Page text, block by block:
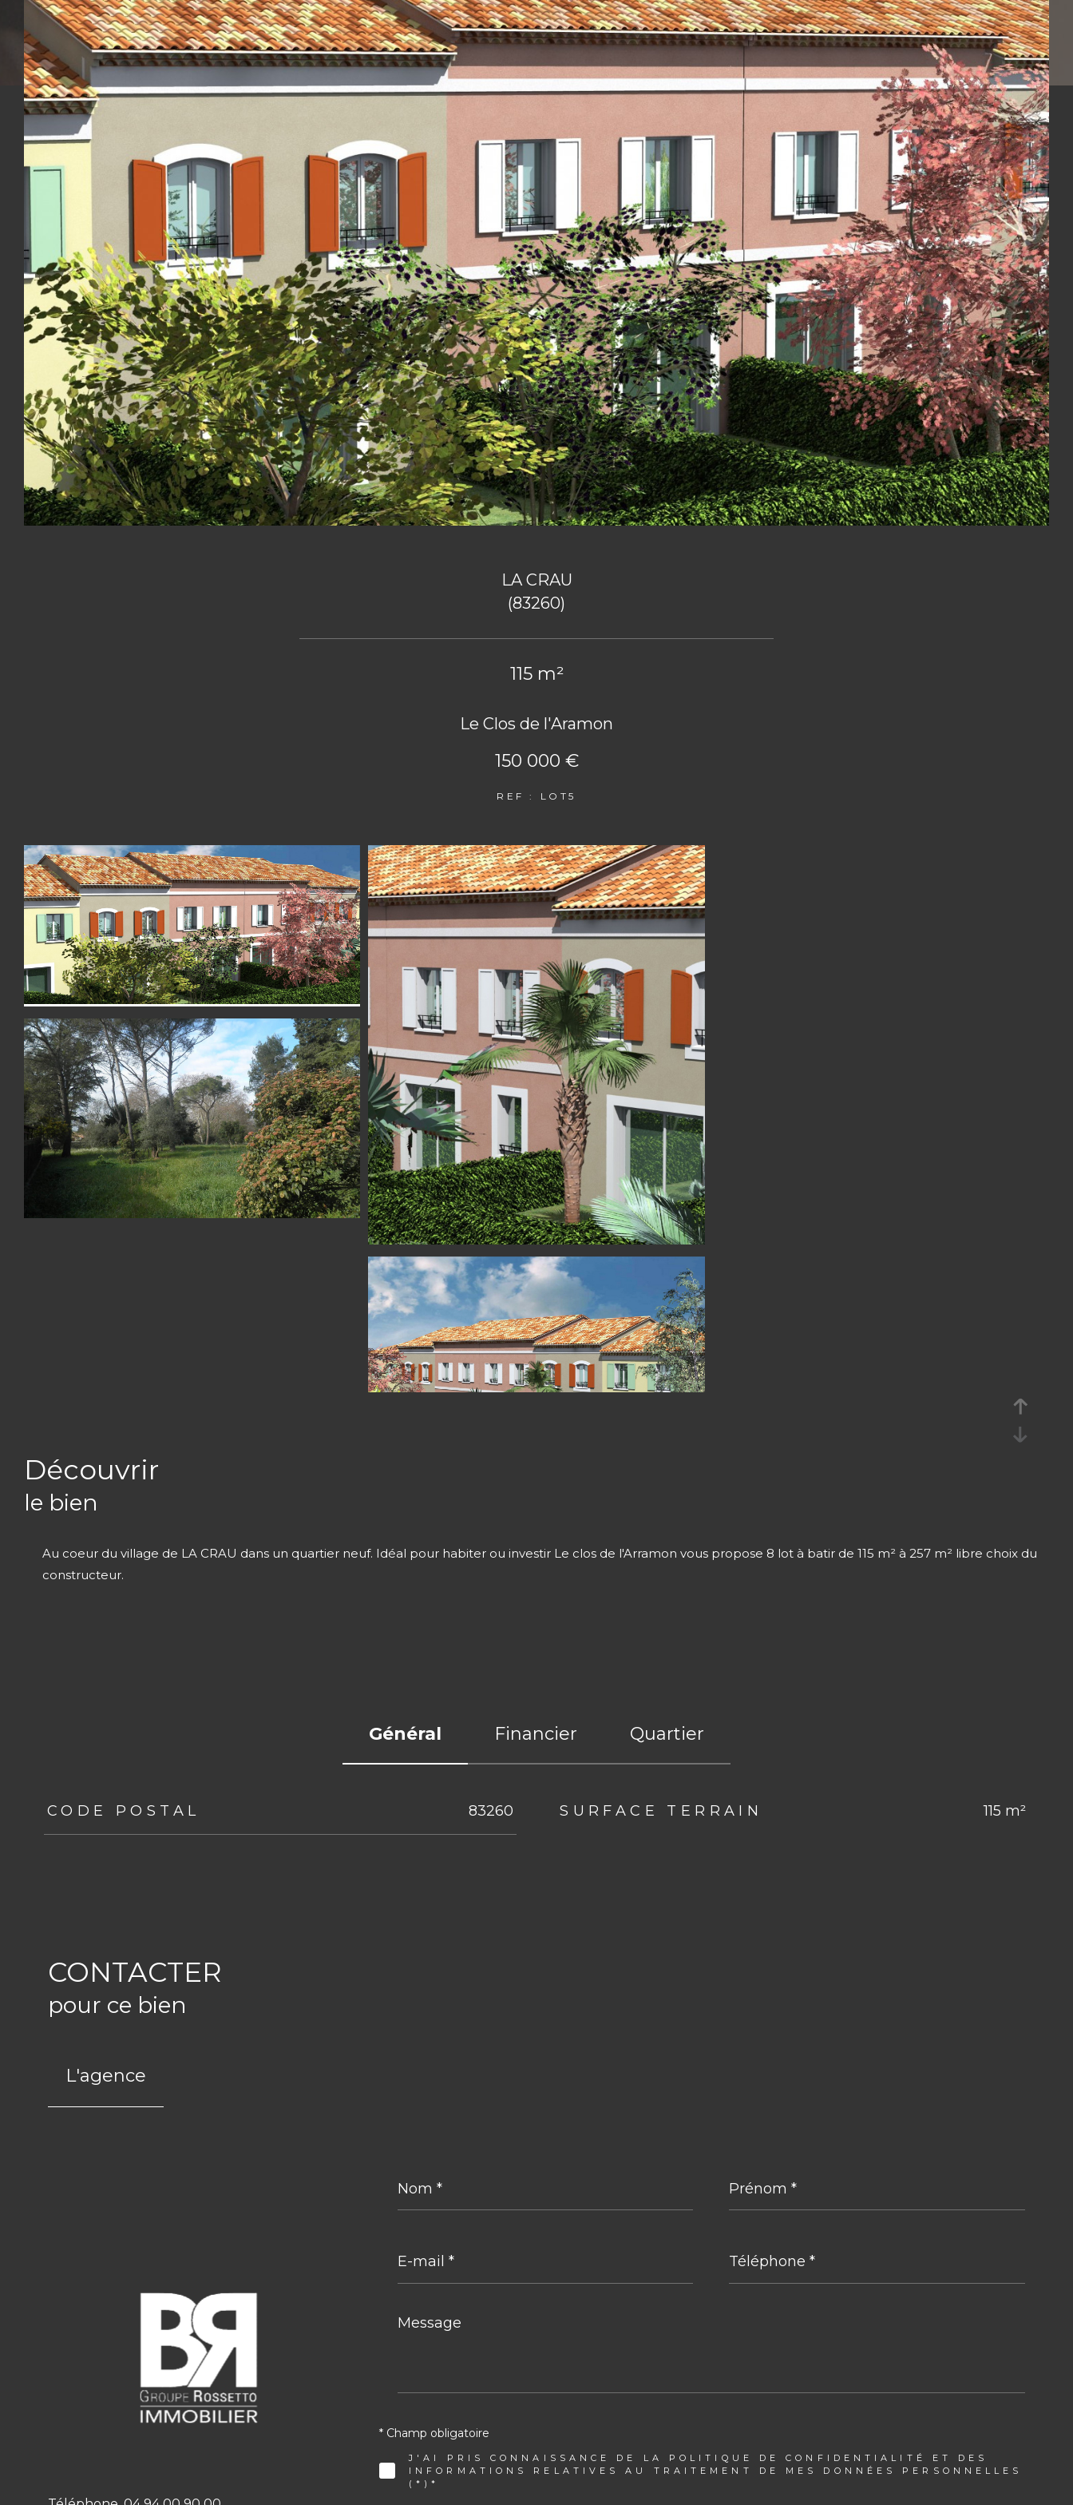
LA CRAU
(83260)
115 m²
Le Clos de l'Aramon
150 000 €
REF : LOT5
découvrir
le bien
Au coeur du village de LA CRAU dans un quartier neuf. Idéal pour habiter ou investir Le clos de l'Arramon vous propose 8 lot à batir de 115 m² à 257 m² libre choix du
constructeur.
Général Financier Quartier
TRAD_ZEPHYR_Caracteristique
CODE POSTAL 83260 SURFACE TERRAIN 115 m²
CONTACTER
pour ce bien
L'agence
* *
mail
*
*
Message
*
J'AI PRIS CONNAISSANCE DE LA POLITIQUE DE CONFIDENTIALITÉ ET DES
INFORMATIONS RELATIVES AU TRAITEMENT DE MES DONNÉES PERSONNELLES
(*)*
* Champ obligatoire